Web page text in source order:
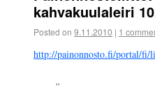
kahvakuulaleiri
Posted on 9.11.2010 | 1
http://painonnosto.fi/portal/fi/
”